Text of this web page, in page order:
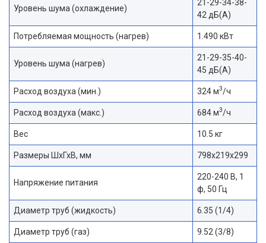
Уровень шума (охлаждение)
21-29-34-38-
42 дБ(А)
Потребляемая мощность (нагрев) 1.490 кВт
Уровень шума (нагрев)
21-29-35-40-
45 дБ(А)
Расход воздуха (мин.) 324 м3/ч
Расход воздуха (макс.) 684 м3/ч
Вес 10.5 кг
Размеры ШхГхВ, мм 798x219x299
Напряжение питания
220-240 В, 1
ф, 50 Гц
Диаметр труб (жидкость) 6.35 (1/4)
Диаметр труб (газ) 9.52 (3/8)